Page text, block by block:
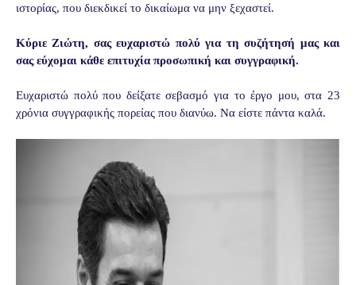
ιστορίας, που διεκδικεί το δικαίωμα να μην ξεχαστεί.
Κύριε Ζιώτη, σας ευχαριστώ πολύ για τη συζήτησή μας και
σας εύχομαι κάθε επιτυχία προσωπική και συγγραφική.
Ευχαριστώ πολύ που δείξατε σεβασμό για το έργο μου, στα 23
χρόνια συγγραφικής πορείας που διανύω. Να είστε πάντα καλά.